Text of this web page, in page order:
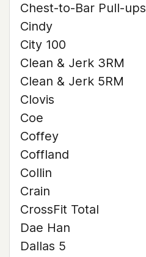
Chest-to-Bar Pull-ups
Cindy
City 100
Clean & Jerk 3RM
Clean & Jerk 5RM
Clovis
Coe
Coffey
Coffland
Collin
Crain
CrossFit Total
Dae Han
Dallas 5